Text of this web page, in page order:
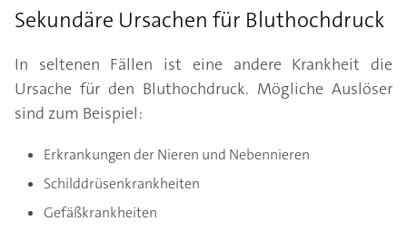
Sekundäre Ursachen für Bluthochdruck
In seltenen Fällen ist eine andere Krankheit die
Ursache für den Bluthochdruck. Mögliche Auslöser
sind zum Beispiel:
Erkrankungen der Nieren und Nebennieren
Schilddrüsenkrankheiten
Gefäßkrankheiten